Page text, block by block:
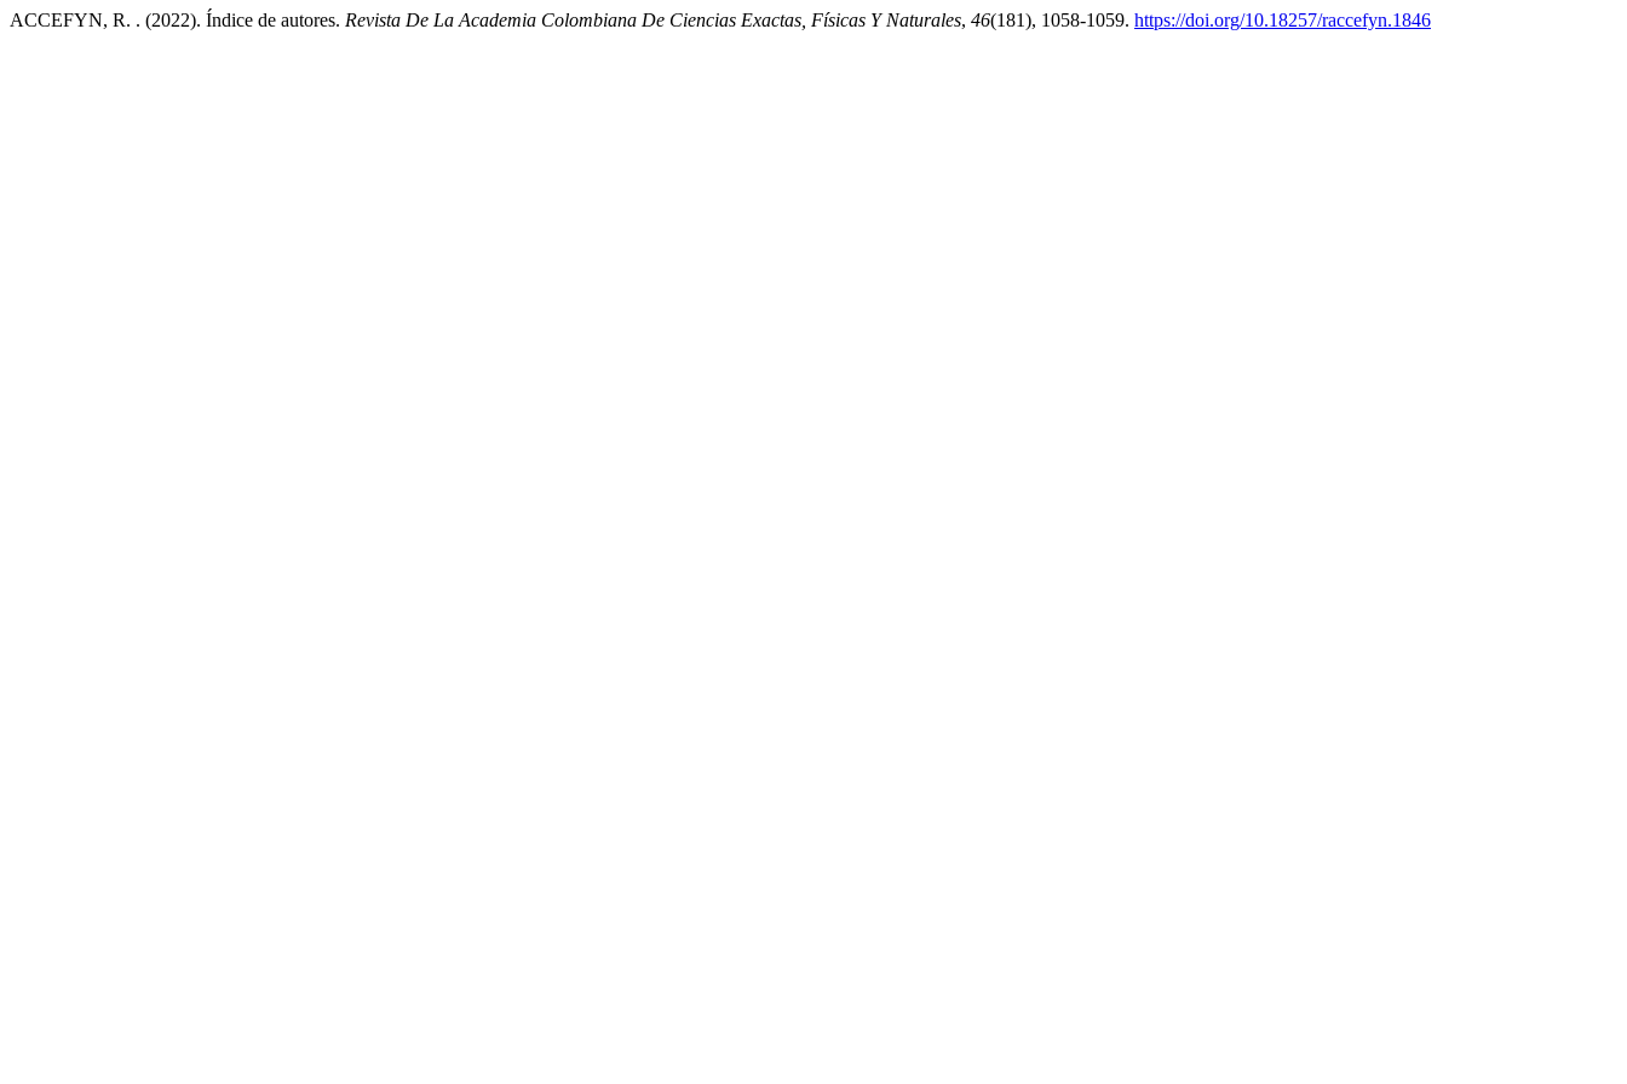
ACCEFYN, R. . (2022). Índice de autores. Revista De La Academia Colombiana De Ciencias Exactas, Físicas Y Naturales, 46(181), 1058-1059. https://doi.org/10.18257/raccefyn.1846